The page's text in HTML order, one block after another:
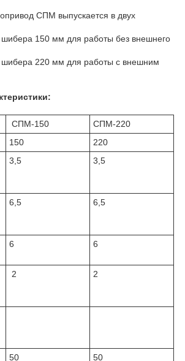
СПМ выпускается в двух
150 мм для работы без внешнего
220 мм для работы с внешним
СПМ-150
СПМ-220
150
220
3,5 3,5
6,5 6,5
6 6
2 2
50 50